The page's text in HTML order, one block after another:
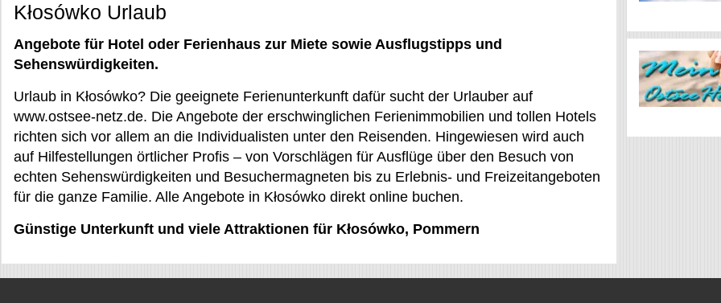
Kłosówko Urlaub
Angebote für Hotel oder Ferienhaus zur Miete sowie Ausflugstipps und
Sehenswürdigkeiten.
Urlaub in Kłosówko? Die geeignete Ferienunterkunft dafür sucht der Urlauber auf
www.ostsee-netz.de. Die Angebote der erschwinglichen Ferienimmobilien und tollen Hotels
richten sich vor allem an die Individualisten unter den Reisenden. Hingewiesen wird auch
auf Hilfestellungen örtlicher Profis – von Vorschlägen für Ausflüge über den Besuch von
echten Sehenswürdigkeiten und Besuchermagneten bis zu Erlebnis- und Freizeitangeboten
für die ganze Familie. Alle Angebote in Kłosówko direkt online buchen.
Günstige Unterkunft und viele Attraktionen für Kłosówko, Pommern